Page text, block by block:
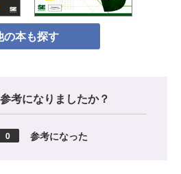
の本も探す
考になりましたか？
0 参考になった